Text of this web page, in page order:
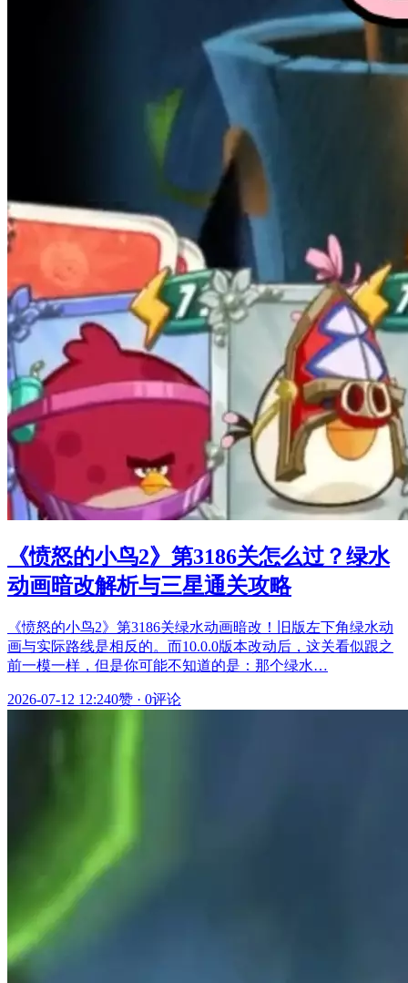
《愤怒的小鸟2》第3186关怎么过？绿水
动画暗改解析与三星通关攻略
《愤怒的小鸟2》第3186关绿水动画暗改！旧版左下角绿水动
画与实际路线是相反的。而10.0.0版本改动后，这关看似跟之
前一模一样，但是你可能不知道的是：那个绿水…
2026-07-12 12:240赞 · 0评论